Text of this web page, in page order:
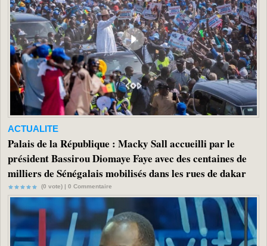
ACTUALITE
Palais de la République : Macky Sall accueilli par le
président Bassirou Diomaye Faye avec des centaines de
milliers de Sénégalais mobilisés dans les rues de dakar
(0 vote) | 0 Commentaire